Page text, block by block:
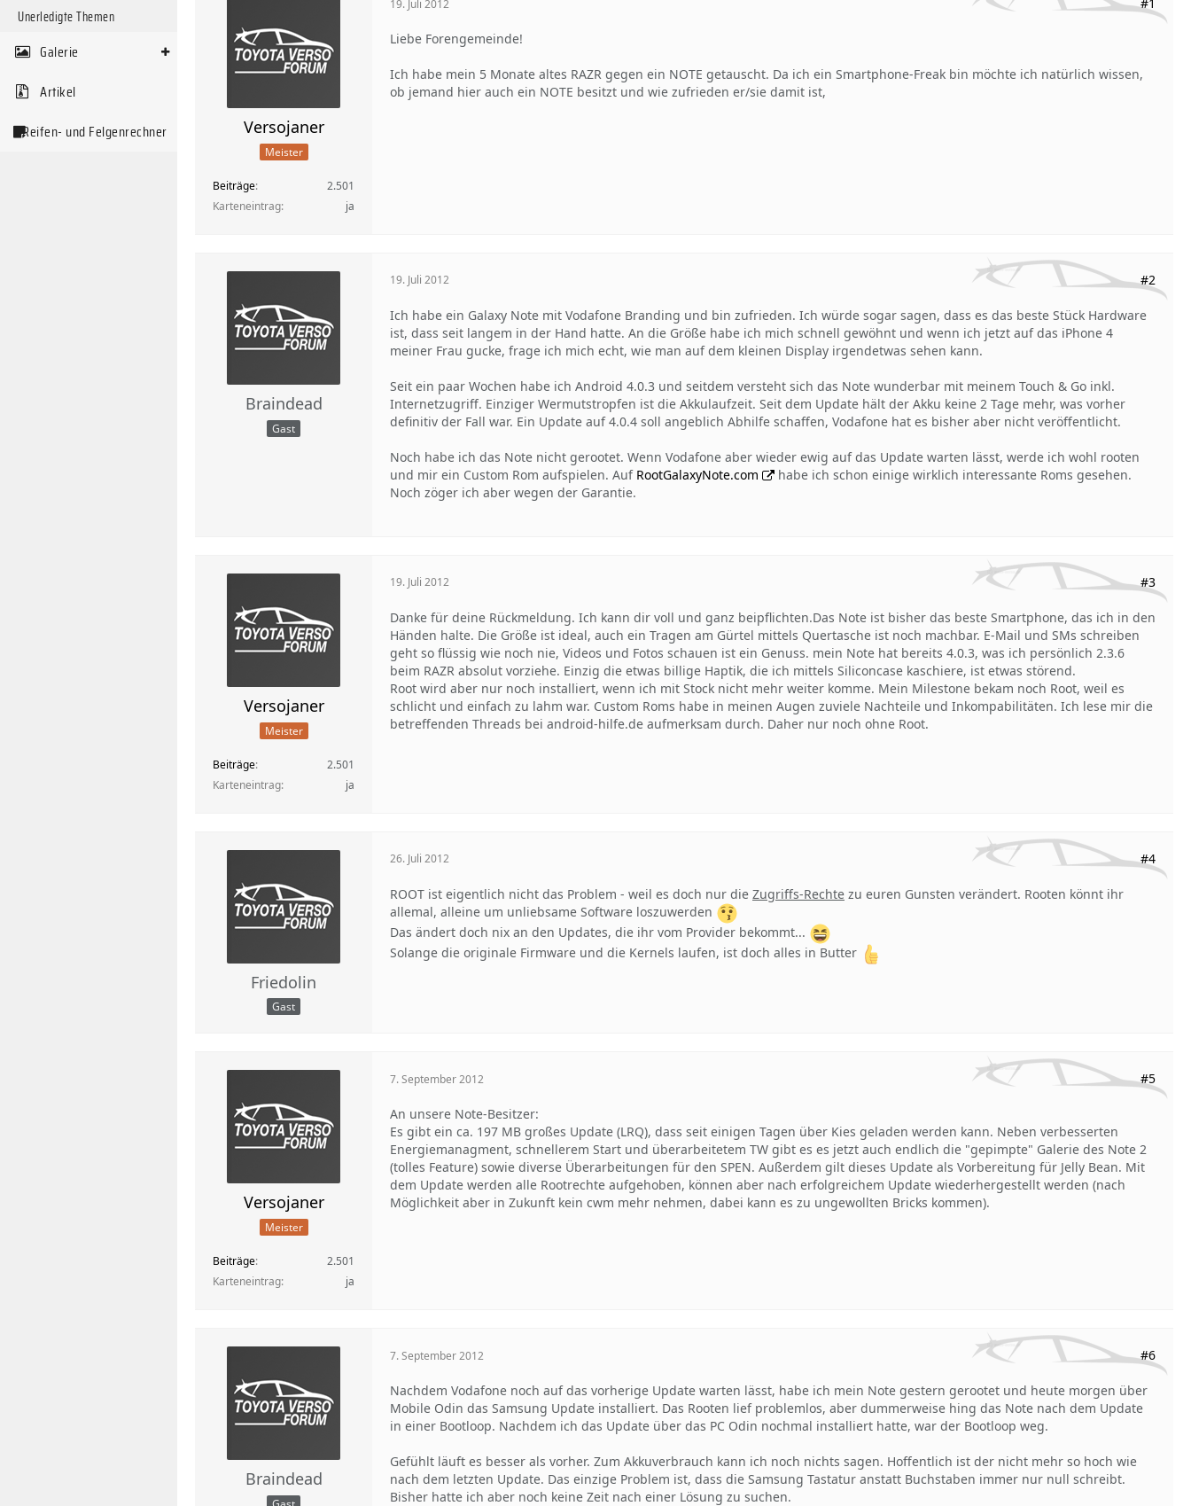
Unerledigte Themen
Galerie
Artikel
Reifen- und Felgenrechner
Versojaner
Meister
Beiträge
2.501
Karteneintrag
ja
19. Juli 2012
Liebe Forengemeinde!
Ich habe mein 5 Monate altes RAZR gegen ein NOTE getauscht. Da ich ein Smartphone-Freak bin möchte ich natürlich wissen,
ob jemand hier auch ein NOTE besitzt und wie zufrieden er/sie damit ist,
Braindead
Gast
19. Juli 2012 #2
Ich habe ein Galaxy Note mit Vodafone Branding und bin zufrieden. Ich würde sogar sagen, dass es das beste Stück Hardware
ist, dass seit langem in der Hand hatte. An die Größe habe ich mich schnell gewöhnt und wenn ich jetzt auf das iPhone 4
meiner Frau gucke, frage ich mich echt, wie man auf dem kleinen Display irgendetwas sehen kann.
Seit ein paar Wochen habe ich Android 4.0.3 und seitdem versteht sich das Note wunderbar mit meinem Touch & Go inkl.
Internetzugriff. Einziger Wermutstropfen ist die Akkulaufzeit. Seit dem Update hält der Akku keine 2 Tage mehr, was vorher
definitiv der Fall war. Ein Update auf 4.0.4 soll angeblich Abhilfe schaffen, Vodafone hat es bisher aber nicht veröffentlicht.
Noch habe ich das Note nicht gerootet. Wenn Vodafone aber wieder ewig auf das Update warten lässt, werde ich wohl rooten
und mir ein Custom Rom aufspielen. Auf RootGalaxyNote.com
habe ich schon einige wirklich interessante Roms gesehen.
Noch zöger ich aber wegen der Garantie.
Versojaner
Meister
Beiträge
2.501
Karteneintrag
ja
19. Juli 2012 #3
Danke für deine Rückmeldung. Ich kann dir voll und ganz beipflichten.Das Note ist bisher das beste Smartphone, das ich in den
Händen halte. Die Größe ist ideal, auch ein Tragen am Gürtel mittels Quertasche ist noch machbar. E-Mail und SMs schreiben
geht so flüssig wie noch nie, Videos und Fotos schauen ist ein Genuss. mein Note hat bereits 4.0.3, was ich persönlich 2.3.6
beim RAZR absolut vorziehe. Einzig die etwas billige Haptik, die ich mittels Siliconcase kaschiere, ist etwas störend.
Root wird aber nur noch installiert, wenn ich mit Stock nicht mehr weiter komme. Mein Milestone bekam noch Root, weil es
schlicht und einfach zu lahm war. Custom Roms habe in meinen Augen zuviele Nachteile und Inkompabilitäten. Ich lese mir die
betreffenden Threads bei android-hilfe.de aufmerksam durch. Daher nur noch ohne Root.
Friedolin
Gast
26. Juli 2012 #4
ROOT ist eigentlich nicht das Problem - weil es doch nur die Zugriffs-Rechte zu euren Gunsten verändert. Rooten könnt ihr
allemal, alleine um unliebsame Software loszuwerden
Das ändert doch nix an den Updates, die ihr vom Provider bekommt...
Solange die originale Firmware und die Kernels laufen, ist doch alles in Butter
Versojaner
Meister
Beiträge
2.501
Karteneintrag
ja
7. September 2012 #5
An unsere Note-Besitzer:
Es gibt ein ca. 197 MB großes Update (LRQ), dass seit einigen Tagen über Kies geladen werden kann. Neben verbesserten
Energiemanagment, schnellerem Start und überarbeitetem TW gibt es es jetzt auch endlich die "gepimpte" Galerie des Note 2
(tolles Feature) sowie diverse Überarbeitungen für den SPEN. Außerdem gilt dieses Update als Vorbereitung für Jelly Bean. Mit
dem Update werden alle Rootrechte aufgehoben, können aber nach erfolgreichem Update wiederhergestellt werden (nach
Möglichkeit aber in Zukunft kein cwm mehr nehmen, dabei kann es zu ungewollten Bricks kommen).
Braindead
7. September 2012 #6
Nachdem Vodafone noch auf das vorherige Update warten lässt, habe ich mein Note gestern gerootet und heute morgen über
Mobile Odin das Samsung Update installiert. Das Rooten lief problemlos, aber dummerweise hing das Note nach dem Update
in einer Bootloop. Nachdem ich das Update über das PC Odin nochmal installiert hatte, war der Bootloop weg.
Gefühlt läuft es besser als vorher. Zum Akkuverbrauch kann ich noch nichts sagen. Hoffentlich ist der nicht mehr so hoch wie
nach dem letzten Update. Das einzige Problem ist, dass die Samsung Tastatur anstatt Buchstaben immer nur null schreibt.
Bisher hatte ich aber noch keine Zeit nach einer Lösung zu suchen.